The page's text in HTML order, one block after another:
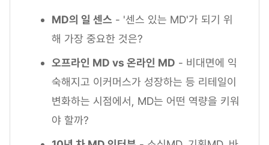
MD의 일 센스 - '센스 있는 MD'가 되기 위
해 가장 중요한 것은?
오프라인 MD vs 온라인 MD - 비대면에 익
숙해지고 이커머스가 성장하는 등 리테일이
변화하는 시점에서, MD는 어떤 역량을 키워
야 할까?